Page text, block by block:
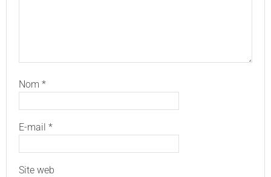
Nom *
E-mail *
Site web